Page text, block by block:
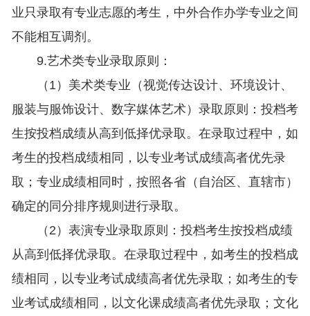
业只录取有专业志愿的考生，中外合作办学专业之间
不能相互调剂。
9.艺术类专业录取原则：
（1）美术类专业（视觉传达设计、环境设计、
服装与服饰设计、数字媒体艺术）录取原则：投档考
生按投档成绩从高到低择优录取。在录取过程中，如
考生的投档成绩相同，以专业考试成绩高者优先录
取；专业成绩相同时，按照各省（自治区、直辖市）
确定的同分排序规则进行录取。
（2）表演专业录取原则：投档考生按投档成绩
从高到低择优录取。在录取过程中，如考生的投档成
绩相同，以专业考试成绩高者优先录取；如考生的专
业考试成绩相同，以文化课成绩高者优先录取；文化